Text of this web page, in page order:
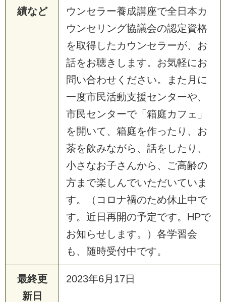
績など
ウンセラー養成講座で全日本カ
ウンセリング協議会の認定資格
を取得したカウンセラーが、お
話をお聴きします。お気軽にお
問い合わせください。また月に
一度市民活動支援センターや、
市民センターで「箱庭カフェ」
を開いて、箱庭を作ったり、お
茶を飲みながら、話をしたり、
小さなお子さんから、ご高齢の
方まで楽しんでいただいていま
す。（コロナ禍のため休止中で
す。近日再開の予定です。HPで
お知らせします。）各学習会
も、随時受付中です。
最終更
新日
2023年6月17日